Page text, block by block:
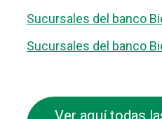
Sucursales del banco
Sucursales del banco